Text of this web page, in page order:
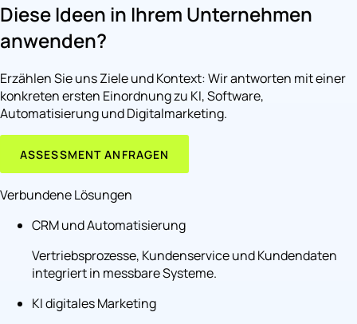
Diese Ideen in Ihrem Unternehmen
anwenden?
Erzählen Sie uns Ziele und Kontext: Wir antworten mit einer
konkreten ersten Einordnung zu KI, Software,
Automatisierung und Digitalmarketing.
ASSESSMENT ANFRAGEN
Verbundene Lösungen
CRM und Automatisierung
Vertriebsprozesse, Kundenservice und Kundendaten
integriert in messbare Systeme.
KI digitales Marketing